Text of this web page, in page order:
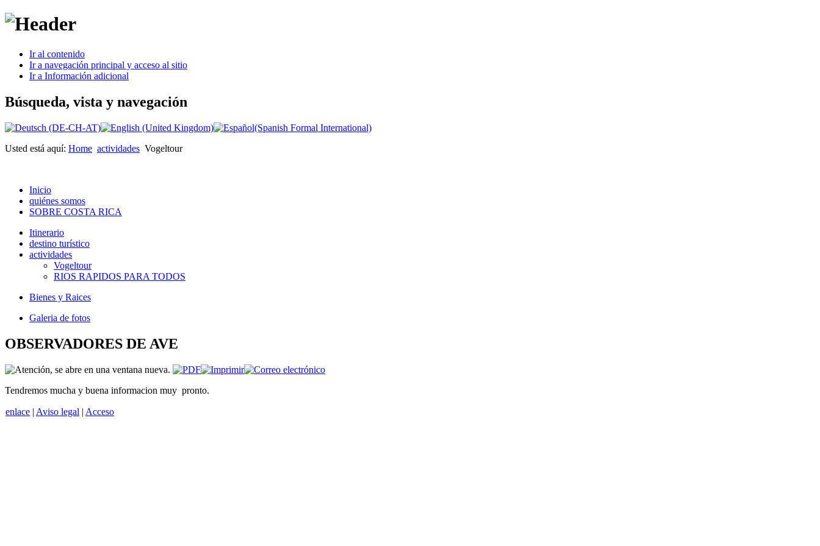
Ir al contenido
Ir a navegación principal y acceso al sitio
Ir a Información adicional
Búsqueda, vista y navegación
Usted está aquí: Home actividades Vogeltour
Inicio
quiénes somos
SOBRE COSTA RICA
Itinerario
destino turístico
actividades
Vogeltour
RIOS RAPIDOS PARA TODOS
Bienes y Raices
Galeria de fotos
OBSERVADORES DE AVE
Tendremos mucha y buena informacion muy pronto.
enlace | Aviso legal | Acceso